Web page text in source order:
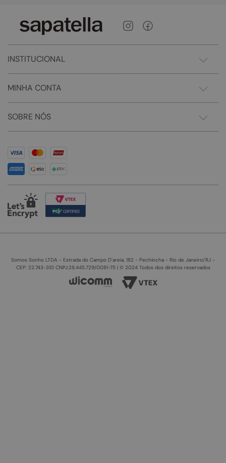
INSTITUCIONAL
MINHA CONTA
SOBRE NÓS
Somos Sonho LTDA - Estrada do Campo D'areia, 182 - Pechincha - Rio de Janeiro/RJ -
CEP: 22.743-310 CNPJ:28.445.729/0081-75 | © 2024 Todos dos direitos reservados